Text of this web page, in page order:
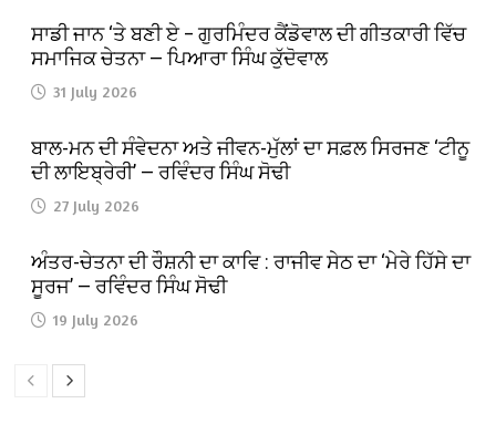
ਸਾਡੀ ਜਾਨ ‘ਤੇ ਬਣੀ ਏ – ਗੁਰਮਿੰਦਰ ਕੈਂਡੋਵਾਲ ਦੀ ਗੀਤਕਾਰੀ ਵਿੱਚ
ਸਮਾਜਿਕ ਚੇਤਨਾ — ਪਿਆਰਾ ਸਿੰਘ ਕੁੱਦੋਵਾਲ
31 July 2026
ਬਾਲ-ਮਨ ਦੀ ਸੰਵੇਦਨਾ ਅਤੇ ਜੀਵਨ-ਮੁੱਲਾਂ ਦਾ ਸਫ਼ਲ ਸਿਰਜਣ ‘ਟੀਨੂ
ਦੀ ਲਾਇਬ੍ਰੇਰੀ’ — ਰਵਿੰਦਰ ਸਿੰਘ ਸੋਢੀ
27 July 2026
ਅੰਤਰ-ਚੇਤਨਾ ਦੀ ਰੌਸ਼ਨੀ ਦਾ ਕਾਵਿ : ਰਾਜੀਵ ਸੇਠ ਦਾ ‘ਮੇਰੇ ਹਿੱਸੇ ਦਾ
ਸੂਰਜ’ — ਰਵਿੰਦਰ ਸਿੰਘ ਸੋਢੀ
19 July 2026